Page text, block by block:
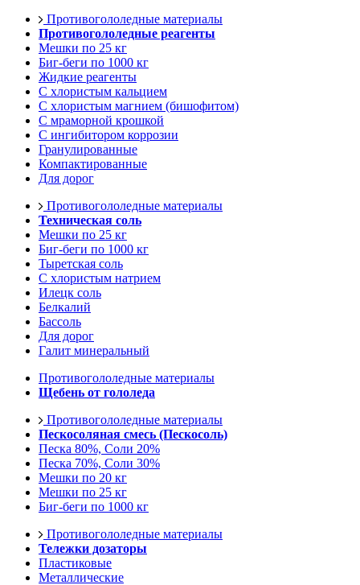
Противогололедные материалы
Противогололедные реагенты
Мешки по 25 кг
Биг-беги по 1000 кг
Жидкие реагенты
С хлористым кальцием
С хлористым магнием (бишофитом)
С мраморной крошкой
С ингибитором коррозии
Гранулированные
Компактированные
Для дорог
Противогололедные материалы
Техническая соль
Мешки по 25 кг
Биг-беги по 1000 кг
Тыретская соль
С хлористым натрием
Илецк соль
Белкалий
Бассоль
Для дорог
Галит минеральный
Противогололедные материалы
Щебень от гололеда
Противогололедные материалы
Пескосоляная смесь (Пескосоль)
Песка 80%, Соли 20%
Песка 70%, Соли 30%
Мешки по 20 кг
Мешки по 25 кг
Биг-беги по 1000 кг
Противогололедные материалы
Тележки дозаторы
Пластиковые
Металлические